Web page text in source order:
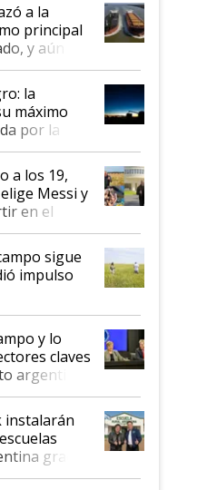
a la
principal
y aún así
seis de cada
el
la
máximo
por la
a los 19,
Messi y
en el
"darle
droga":
el libertario
salió
sigue
impulso
y lo
claves
argentino
instalarán
gracias
Starlink